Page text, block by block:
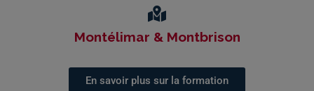
Montélimar & Montbrison
En savoir plus sur la formation